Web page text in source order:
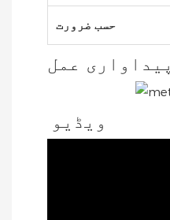
حسب ضرورت
پیداواری عمل
ویڈیو